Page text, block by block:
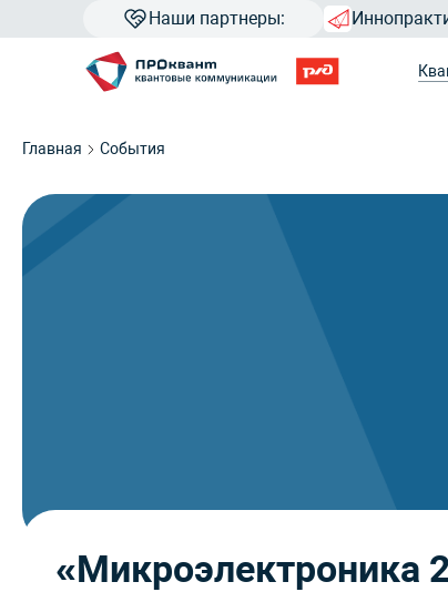
Наши партнеры:
Главная События
«Микроэлектроника